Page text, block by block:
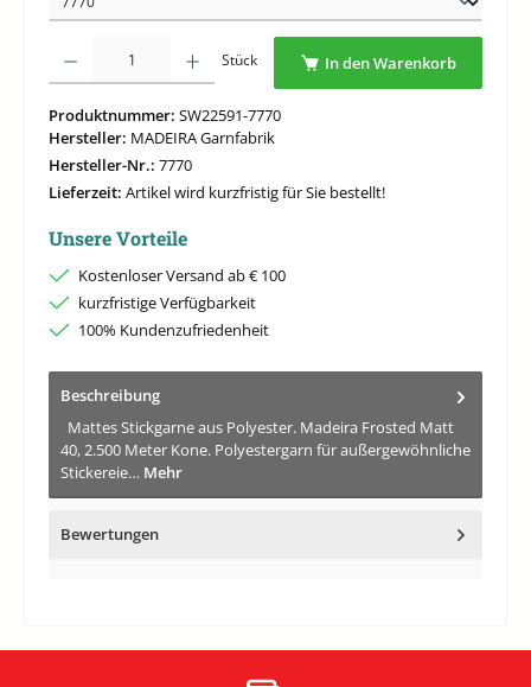
Produkt Anzahl: Gib den gewünschten Wert ein oder benutze die Schaltflächen um
Stück In den Warenkorb
Produktnummer: SW22591-7770
Hersteller: MADEIRA Garnfabrik
Hersteller-Nr.: 7770
Lieferzeit: Artikel wird kurzfristig für Sie bestellt!
Unsere Vorteile
Kostenloser Versand ab € 100
kurzfristige Verfügbarkeit
100% Kundenzufriedenheit
Beschreibung
Mattes Stickgarne aus Polyester. Madeira Frosted Matt
40, 2.500 Meter Kone. Polyestergarn für außergewöhnliche
Stickereie… Mehr
Bewertungen